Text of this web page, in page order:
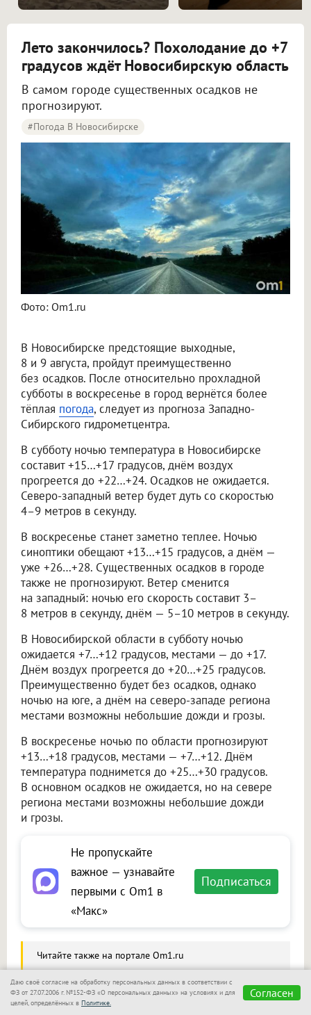
Лето закончилось? Похолодание до +7
градусов ждёт Новосибирскую область
В самом городе существенных осадков не
прогнозируют.
#Погода В Новосибирске
Фото: Om1.ru
В Новосибирске предстоящие выходные,
8 и 9 августа, пройдут преимущественно
без осадков. После относительно прохладной
субботы в воскресенье в город вернётся более
тёплая погода, следует из прогноза Западно-
Сибирского гидрометцентра.
В субботу ночью температура в Новосибирске
составит +15…+17 градусов, днём воздух
прогреется до +22…+24. Осадков не ожидается.
Северо-западный ветер будет дуть со скоростью
4–9 метров в секунду.
В воскресенье станет заметно теплее. Ночью
синоптики обещают +13…+15 градусов, а днём —
уже +26…+28. Существенных осадков в городе
также не прогнозируют. Ветер сменится
на западный: ночью его скорость составит 3–
8 метров в секунду, днём — 5–10 метров в секунду.
В Новосибирской области в субботу ночью
ожидается +7…+12 градусов, местами — до +17.
Днём воздух прогреется до +20…+25 градусов.
Преимущественно будет без осадков, однако
ночью на юге, а днём на северо-западе региона
местами возможны небольшие дожди и грозы.
В воскресенье ночью по области прогнозируют
+13…+18 градусов, местами — +7…+12. Днём
температура поднимется до +25…+30 градусов.
В основном осадков не ожидается, но на севере
региона местами возможны небольшие дожди
и грозы.
Не пропускайте
важное — узнавайте
первыми с Om1 в
«Макс»
Подписаться
Читайте также на портале Om1.ru
В Новосибирске начинается неделя дождей:
с четверга похолодает до +21
Даю своё согласие на обработку персональных данных в соответствии с
ФЗ от 27.07.2006 г. №152-ФЗ «О персональных данных» на условиях и для
целей, определённых в Политике.
Согласен